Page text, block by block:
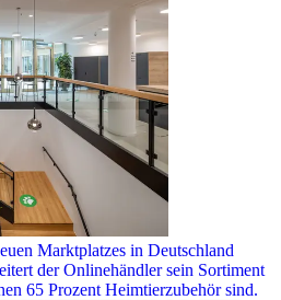
Marktplatzes in Deutschland
der Onlinehändler sein Sortiment
65 Prozent Heimtierzubehör sind.